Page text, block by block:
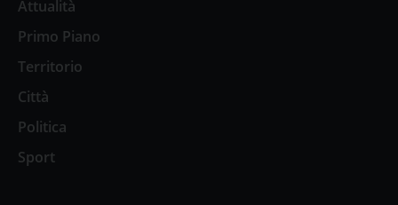
Attualità
Primo Piano
Territorio
Città
Politica
Sport